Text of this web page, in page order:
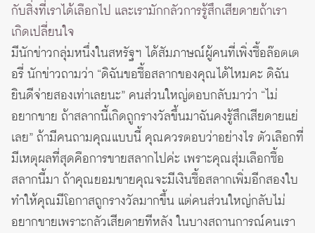
กับสิ่งที่เราได้เลือกไป และเรามักกลัวการรู้สึกเสียดายถ้าเรา
เกิดเปลี่ยนใจ
มีนักข่าวกลุ่มหนึ่งในสหรัฐฯ ได้สัมภาษณ์ผู้คนที่เพิ่งซื้อล๊อตเต
อรี่ นักข่าวถามว่า “ดิฉันขอซื้อสลากของคุณได้ไหมคะ ดิฉัน
ยินดีจ่ายสองเท่าเลยนะ” คนส่วนใหญ่ตอบกลับมาว่า “ไม่
อยากขาย ถ้าสลากนี้เกิดถูกรางวัลขึ้นมาฉันคงรู้สึกเสียดายแย่
เลย” ถ้ามีคนถามคุณแบบนี้ คุณควรตอบว่าอย่างไร ตัวเลือกที่
มีเหตุผลที่สุดคือการขายสลากไปค่ะ เพราะคุณสุ่มเลือกซื้อ
สลากนี้มา ถ้าคุณยอมขายคุณจะมีเงินซื้อสลากเพิ่มอีกสองใบ
ทำให้คุณมีโอกาสถูกรางวัลมากขึ้น แต่คนส่วนใหญ่กลับไม่
อยากขายเพราะกลัวเสียดายทีหลัง ในบางสถานการณ์คนเรา